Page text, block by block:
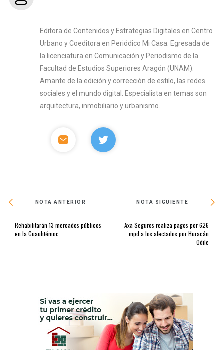
Editora de Contenidos y Estrategias Digitales en Centro
Urbano y Coeditora en Periódico Mi Casa. Egresada de
la licenciatura en Comunicación y Periodismo de la
Facultad de Estudios Superiores Aragón (UNAM).
Amante de la edición y corrección de estilo, las redes
sociales y el mundo digital. Especialista en temas son
arquitectura, inmobiliario y urbanismo.
NOTA ANTERIOR
Rehabilitarán 13 mercados públicos
en la Cuauhtémoc
NOTA SIGUIENTE
Axa Seguros realiza pagos por 626
mpd a los afectados por Huracán
Odile